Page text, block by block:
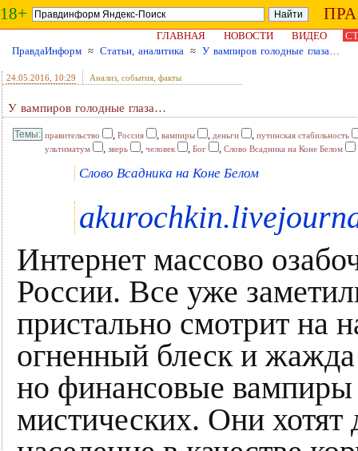
18+
ГЛАВНАЯ НОВОСТИ ВИДЕО
ПравдаИнформ ≈ Статьи, аналитика ≈ У вампиров голодные глаза…
24.05.2016 , 10:29 Анализ, события, факты
У вампиров голодные глаза…
правительство , Россия , вампиры , деньги , путинская стабильность
ультиматум
, зверь , человек , Бог , Слово Всадника на Коне Белом
Слово Всадника на Коне Белом
Интернет массово
России. Все уже
пристально смотрит на
огненный блеск и
но финансовые
мистических. Они хотят